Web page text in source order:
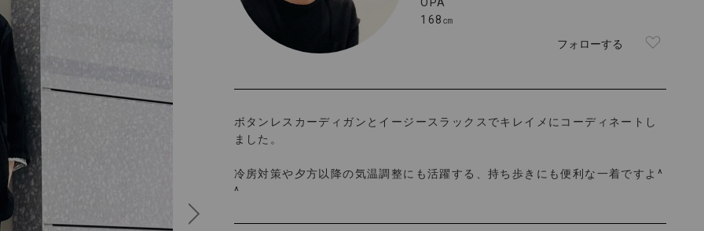
168㎝
フォローする
ボタンレスカーディガンとイージースラックスでキレイメにコーディネートし
ました。
冷房対策や夕方以降の気温調整にも活躍する、持ち歩きにも便利な一着ですよ^
^